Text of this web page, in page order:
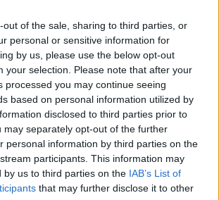
out of the sale, sharing to third parties, or
personal or sensitive information for
by us, please use the below opt-out
your selection. Please note that after your
processed you may continue seeing
based on personal information utilized by
disclosed to third parties prior to
may separately opt-out of the further
personal information by third parties on the
participants. This information may
by us to third parties on the IAB’s List of
that may further disclose it to other
Balatoni
Balatoni
Balatoni
+
Korona
sor!
2012.
Korona +
+
+
+
+
Ft
PÉNZ, ÉREM, PLAKETT
30592. tétel:
1943. 1000P „Szálasi-
kiadás” kiadatlan
bankjegy aranyozott
Cu nyomólemez
gyártásához készített
véset pozitív lemeze
(magaslemez), Horváth
Endre tervei alapján,
üvegezett keretben
(86x179mm) R! /
1943. 1000P "Szálasi-kiadás"
kiadatlan bankjegy
aranyozott Cu nyomólemez
gyártásához készített véset
pozitív lemeze
Kikiáltási ár:180 000Ft